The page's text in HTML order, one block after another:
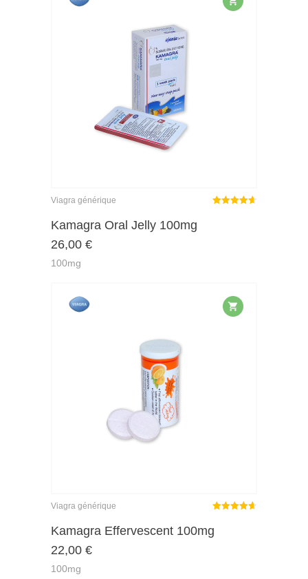
Viagra générique
Kamagra Oral Jelly 100mg
26,00 €
100mg
Viagra générique
Kamagra Effervescent 100mg
22,00 €
100mg